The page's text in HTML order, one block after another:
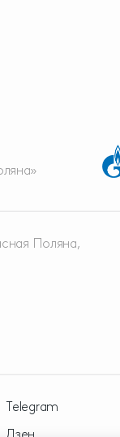
Поляна,
Telegram